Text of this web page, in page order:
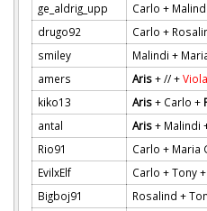
ge_aldrig_upp
Carlo +
drugo92
Carlo +
smiley
Malindi +
amers
Aris+ // +Viola
kiko13
Aris+ Carlo +
antal
Aris+ Malindi
Rio91
Carlo + Maria
EvilxElf
Carlo + Tony +
Bigboj91
Rosalind +